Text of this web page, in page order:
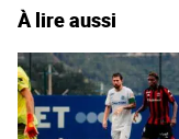
À lire aussi